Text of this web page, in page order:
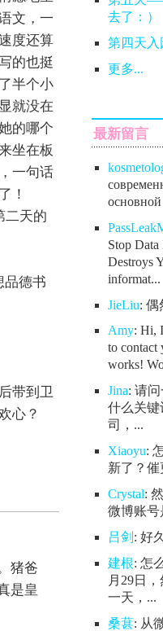
文，一
度还算
的也挺
半个小
就没在
的哪个
坐在板
一句话
！
二天的
品德书
带到卫
心？
猪爸
是皇
去了：）
第四天入
更多...
最新留言
основной
Stop
Destroys
informat...
JieLiu: 偶
Amy: Hi,
to contact
works!
Jina: 请
什么关键
司，...
Xiaoyu:
新了？催
Crystal:
微博账号
吕剑 : 好
建根: 怎
月29日
一天，...
桑葚: 从